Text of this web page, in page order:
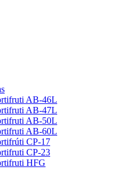
AB-46L
AB-47L
AB-50L
AB-60L
CP-17
CP-23
HFG